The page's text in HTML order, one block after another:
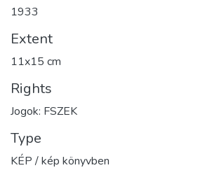
1933
Extent
11x15 cm
Rights
Jogok: FSZEK
Type
KÉP / kép könyvben